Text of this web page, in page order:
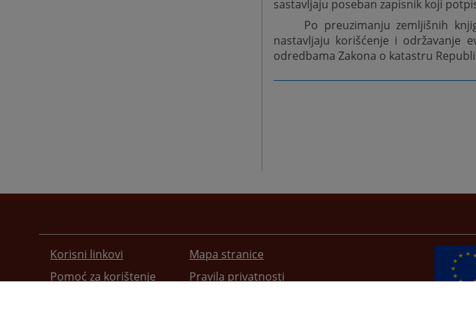
sastavljaju poseban zapisnik koji
Po preuzimanju zemljišnih
nastavljaju korišćenje i održavanje
odredbama Zakona o katastru
Korisni linkovi
Pomoć za korištenje
Mapa stranice
Pravila privatnosti